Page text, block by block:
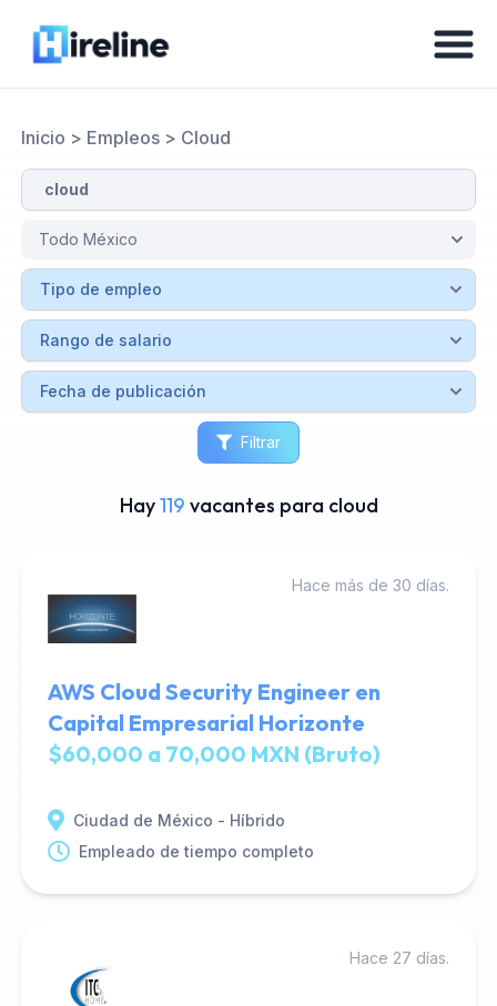
Inicio > Empleos> Cloud
Filtrar
Hay119 vacantes para cloud
Hace más de 30 días.
AWS Cloud Security Engineer en
Capital Empresarial Horizonte
$60,000 a 70,000 MXN (Bruto)
Ciudad de México - Híbrido
Empleado de tiempo completo
Hace 27 días.